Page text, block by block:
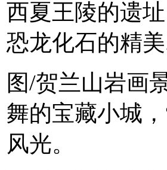
西夏王陵的遗
恐龙化石的精
图/贺兰山岩画
舞的宝藏小城
风光。